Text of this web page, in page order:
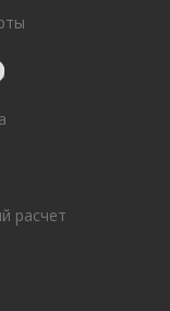
расчет